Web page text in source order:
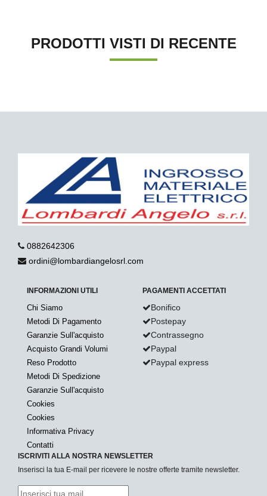
PRODOTTI VISTI DI RECENTE
0882642306
ordini@lombardiangelosrl.com
INFORMAZIONI UTILI
Chi Siamo
Metodi Di Pagamento
Garanzie Sull'acquisto
Acquisto Grandi Volumi
Reso Prodotto
Metodi Di Spedizione
Garanzie Sull'acquisto
Cookies
Cookies
Informativa Privacy
Contatti
PAGAMENTI ACCETTATI
Bonifico
Postepay
Contrassegno
Paypal
Paypal express
ISCRIVITI ALLA NOSTRA NEWSLETTER
Inserisci la tua E-mail per ricevere le nostre offerte tramite newsletter.